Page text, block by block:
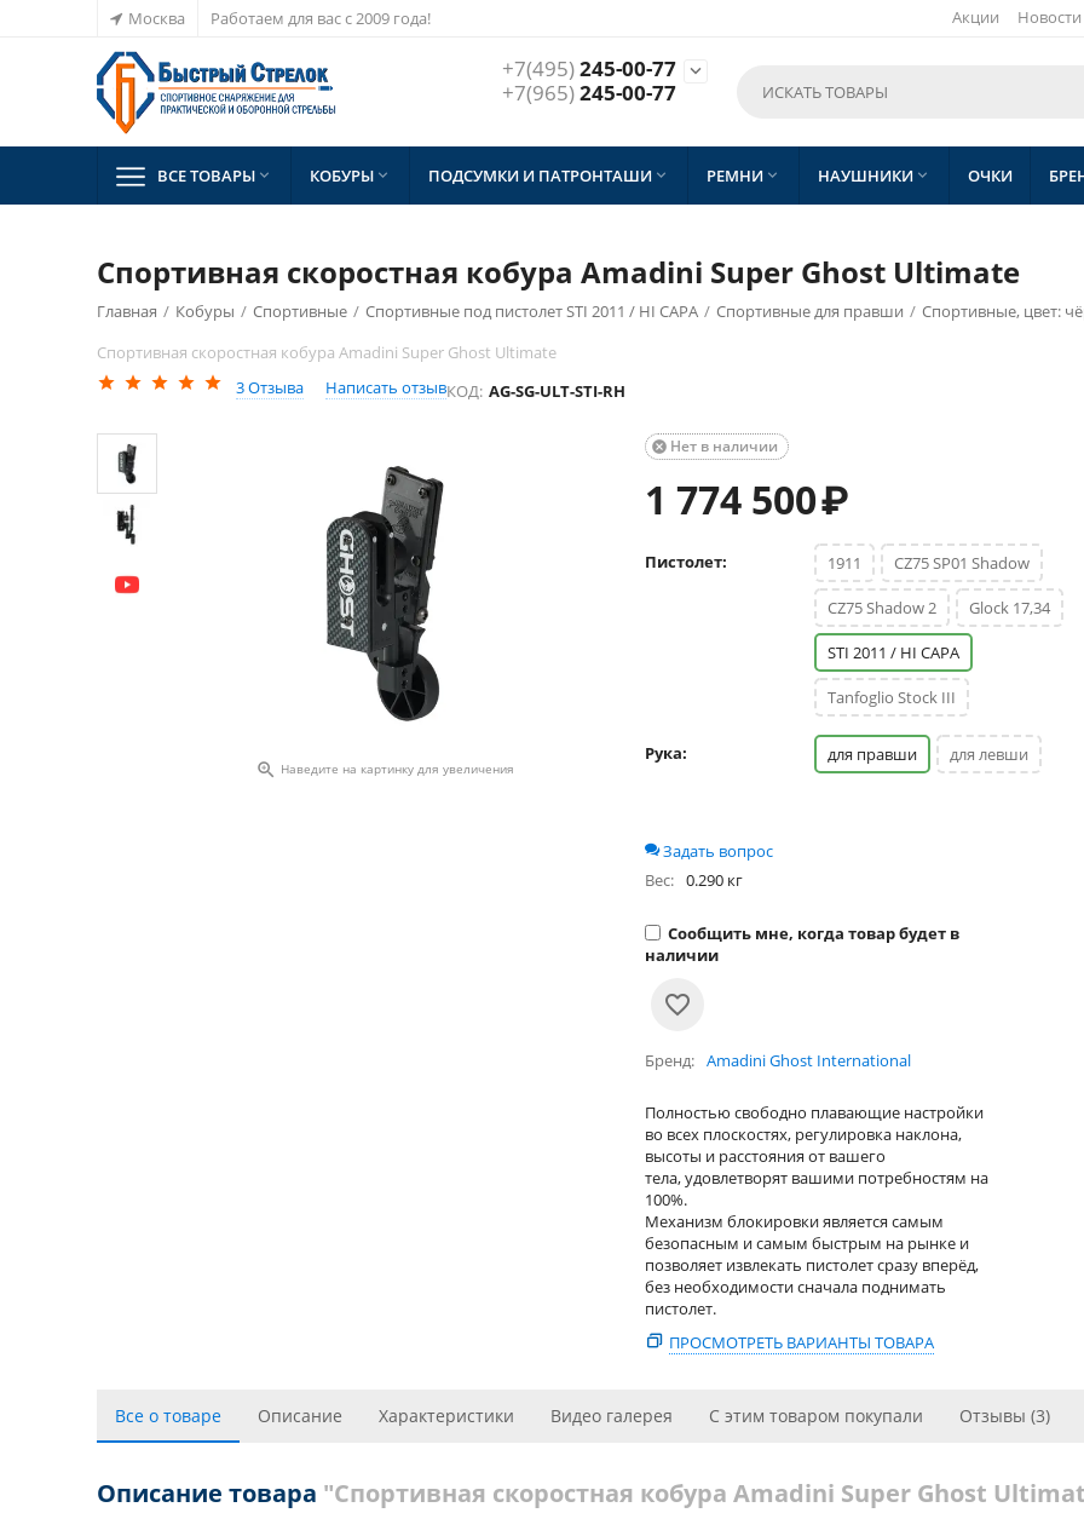
Москва Работаем для вас с 2009 года! Акции Новости
+7(495)245-00-77
+7(965)245-00-77

ВСЕ ТОВАРЫ  КОБУРЫ  ПОДСУМКИ И ПАТРОНТАШИ  РЕМНИ  НАУШНИКИ  ОЧКИ
Спортивная скоростная кобура Amadini Super Ghost Ultimate
Главная / Кобуры / Спортивные / Спортивные под пистолет STI 2011 / HI CAPA / Спортивные для правши / Спортивные, цвет:
Спортивная скоростная кобура Amadini Super Ghost Ultimate
3Отзыва Написать отзывКОД: AG-SG-ULT-STI-RH
 Наведите на картинку для увеличения
Нет в наличии

1 774 500₽
Пистолет: 1911 CZ75 SP01 Shadow
CZ75 Shadow 2 Glock 17,34
STI 2011 / HI CAPA
Tanfoglio Stock III
Рука: для правши для левши
Задать вопрос
Вес: 0.290 кг
Сообщить мне, когда товар будет в
наличии
Бренд Amadini Ghost International
Полностью свободно плавающие настройки
во всех плоскостях, регулировка наклона,
высоты и расстояния от вашего
тела, удовлетворят вашими потребностям на
100%.
Механизм блокировки является самым
безопасным и самым быстрым на рынке и
позволяет извлекать пистолет сразу вперёд,
без необходимости сначала поднимать
пистолет.
ПРОСМОТРЕТЬ ВАРИАНТЫ ТОВАРА
Все о товаре Описание Характеристики Видео галерея С этим товаром покупали Отзывы (3)
Описание товара "Спортивная скоростная кобура Amadini Super Ghost